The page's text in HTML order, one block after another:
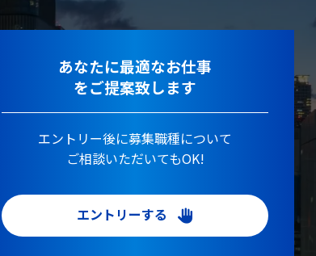
あなたに最適なお仕事
をご提案致します
エントリー後に募集職種について
ご相談いただいてもOK!
エントリーする